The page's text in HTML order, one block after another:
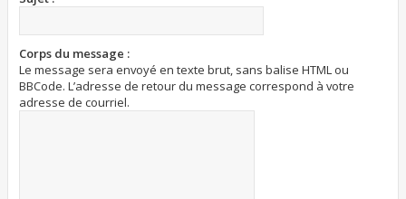
Corps du message :
Le message sera envoyé en texte brut, sans balise HTML ou
BBCode. L’adresse de retour du message correspond à votre
adresse de courriel.